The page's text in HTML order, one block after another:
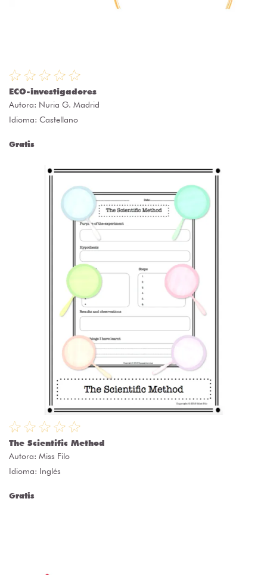
ECO-investigadores
Autora: Nuria G. Madrid
Idioma: Castellano
Gratis
The Scientific Method
Autora: Miss Filo
Idioma: Inglés
Gratis